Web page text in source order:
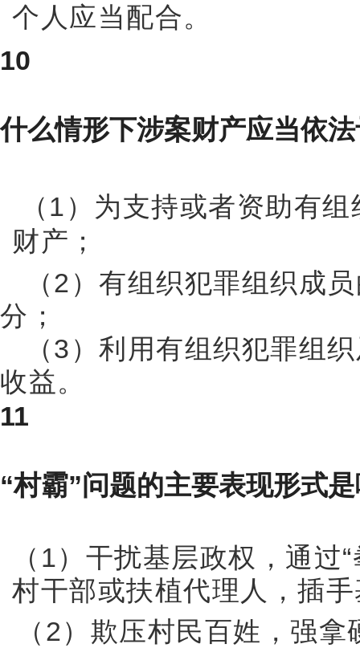
个人应当配合。
10
什么情形下涉案财产应当依
（ 1）为支持或者资助有
财产；
（2）有组织犯罪组织成
分；
（3）利用有组织犯罪组
收益。
11
“村霸”问题的主要表现形式
（1）干扰基层政权，通
村干部或扶植代理人，插
（2）欺压村民百姓，强拿